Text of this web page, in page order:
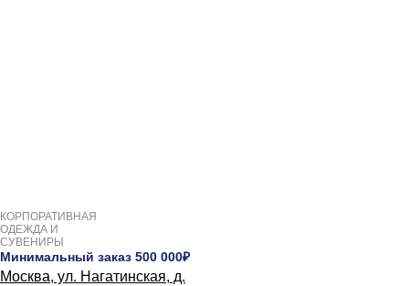
КОРПОРАТИВНАЯ
ОДЕЖДА И
СУВЕНИРЫ
Минимальный заказ 500 000₽
Москва, ул. Нагатинская, д.